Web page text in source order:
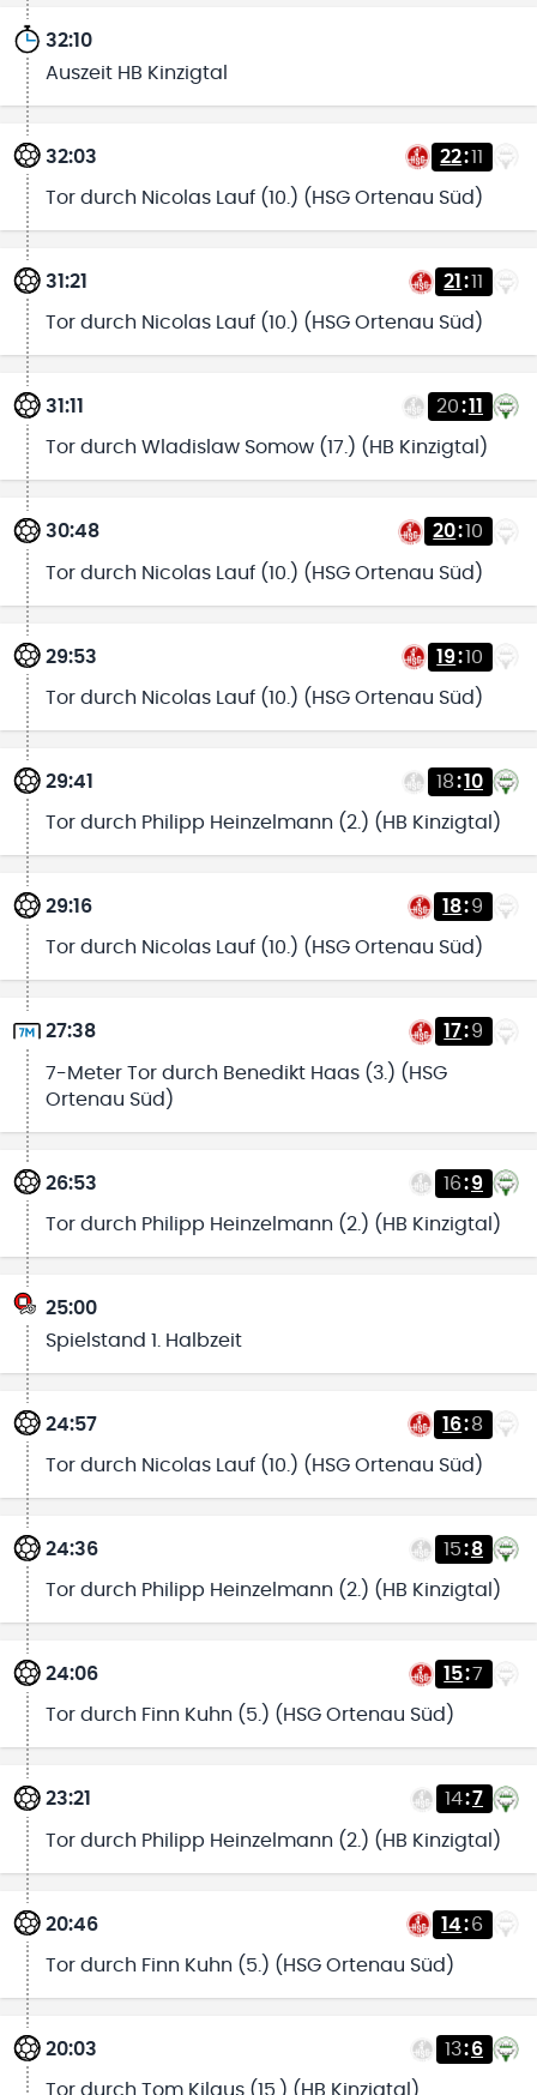
32:10
Auszeit HB Kinzigtal
32:03 22:11
Tor durch Nicolas Lauf (10.) (HSG Ortenau Süd)
31:21 21 :11
Tor durch Nicolas Lauf (10.) (HSG Ortenau Süd)
31:11 20:11
Tor durch Wladislaw Somow (17.) (HB Kinzigtal)
30:48 20:10
Tor durch Nicolas Lauf (10.) (HSG Ortenau Süd)
29:53 19:10
Tor durch Nicolas Lauf (10.) (HSG Ortenau Süd)
29:41 18:10
Tor durch Philipp Heinzelmann (2.) (HB Kinzigtal)
29:16 18:9
Tor durch Nicolas Lauf (10.) (HSG Ortenau Süd)
27:38 17:9
7-Meter Tor durch Benedikt Haas (3.) (HSG
Ortenau Süd)
26:53 16:9
Tor durch Philipp Heinzelmann (2.) (HB Kinzigtal)
25:00
Spielstand 1. Halbzeit
24:57 16:8
Tor durch Nicolas Lauf (10.) (HSG Ortenau Süd)
24:36 15:8
Tor durch Philipp Heinzelmann (2.) (HB Kinzigtal)
24:06 15:7
Tor durch Finn Kuhn (5.) (HSG Ortenau Süd)
23:21 14:7
Tor durch Philipp Heinzelmann (2.) (HB Kinzigtal)
20:46 14:6
Tor durch Finn Kuhn (5.) (HSG Ortenau Süd)
20:03 13:6
Tor durch Tom Kilgus (15.) (HB Kinzigtal)